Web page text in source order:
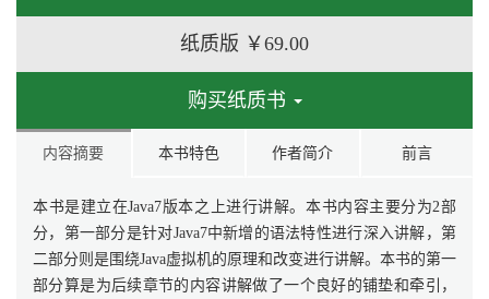
纸质版 ￥69.00
购买纸质书
内容摘要 本书特色 作者简介 前言
本书是建立在Java7版本之上进行讲解。本书内容主要分为2部
分，第一部分是针对Java7中新增的语法特性进行深入讲解，第
二部分则是围绕Java虚拟机的原理和改变进行讲解。本书的第一
部分算是为后续章节的内容讲解做了一个良好的铺垫和牵引，